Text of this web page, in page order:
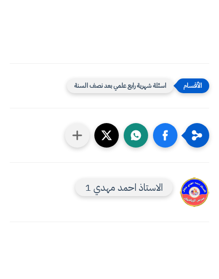
اسئلة شهرية رابع علمي بعد نصف السنة
الاستاذ احمد مهدي 1